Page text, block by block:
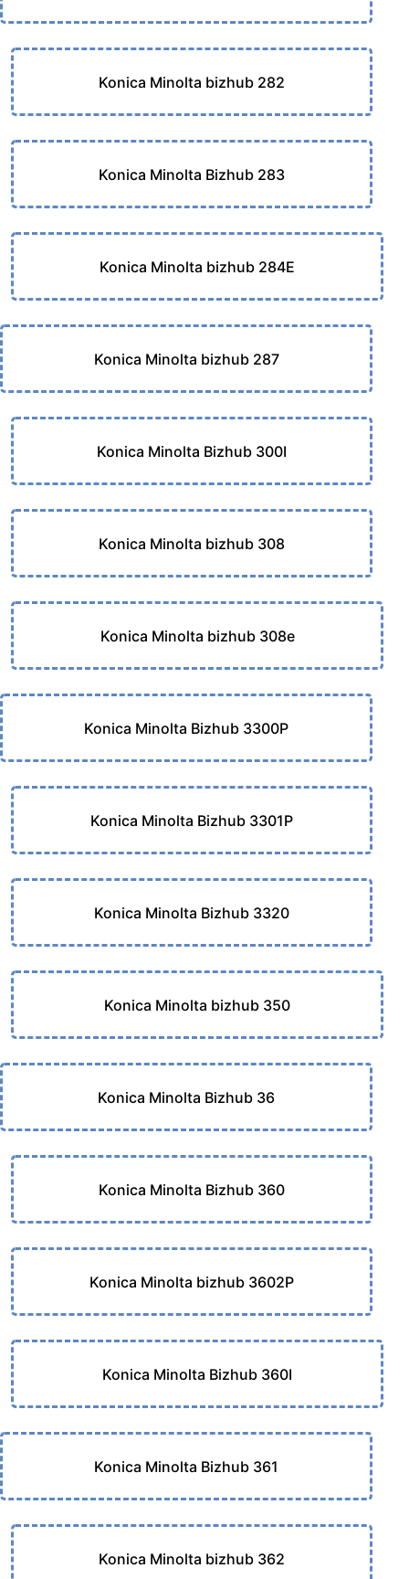
Konica Minolta bizhub 282
Konica Minolta Bizhub 283
Konica Minolta bizhub 284E
Konica Minolta bizhub 287
Konica Minolta Bizhub 300I
Konica Minolta bizhub 308
Konica Minolta bizhub 308e
Konica Minolta Bizhub 3300P
Konica Minolta Bizhub 3301P
Konica Minolta Bizhub 3320
Konica Minolta bizhub 350
Konica Minolta Bizhub 36
Konica Minolta Bizhub 360
Konica Minolta bizhub 3602P
Konica Minolta Bizhub 360I
Konica Minolta Bizhub 361
Konica Minolta bizhub 362